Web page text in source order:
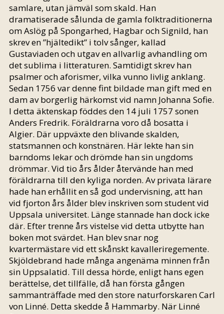
samlare, utan jämväl som skald. Han
dramatiserade sålunda de gamla folktraditionerna
om Aslög på Spongarhed, Hagbar och Signild, han
skrev en ”hjältedikt” i tolv sånger, kallad
Gustaviaden och utgav en allvarlig avhandling om
det sublima i litteraturen. Samtidigt skrev han
psalmer och aforismer, vilka vunno livlig anklang.
Sedan 1756 var denne fint bildade man gift med en
dam av borgerlig härkomst vid namn Johanna Sofie.
I detta äktenskap föddes den 14 juli 1757 sonen
Anders Fredrik. Föräldrarna voro då bosatta i
Algier. Där uppväxte den blivande skalden,
statsmannen och konstnären. Här lekte han sin
barndoms lekar och drömde han sin ungdoms
drömmar. Vid tio års ålder återvände han med
föräldrarna till den kyliga norden. Av privata lärare
hade han erhållit en så god undervisning, att han
vid fjorton års ålder blev inskriven som student vid
Uppsala universitet. Länge stannade han dock icke
där. Efter trenne års vistelse vid detta utbytte han
boken mot svärdet. Han blev snar nog
kvartermästare vid ett skånskt kavalleriregemente.
Skjöldebrand hade många angenäma minnen från
sin Uppsalatid. Till dessa hörde, enligt hans egen
berättelse, det tillfälle, då han första gången
sammanträffade med den store naturforskaren Carl
von Linné. Detta skedde å Hammarby. När Linné